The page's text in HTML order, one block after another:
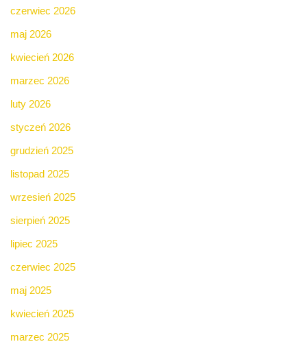
czerwiec 2026
maj 2026
kwiecień 2026
marzec 2026
luty 2026
styczeń 2026
grudzień 2025
listopad 2025
wrzesień 2025
sierpień 2025
lipiec 2025
czerwiec 2025
maj 2025
kwiecień 2025
marzec 2025